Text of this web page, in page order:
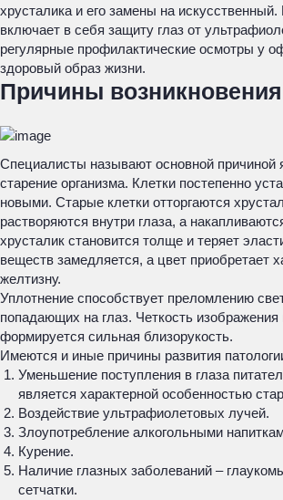
хрусталика и его замены на
включает в себя защиту глаз от
регулярные профилактические осмотры у
здоровый образ жизни.
Причины возникновения
Специалисты называют основной причиной
старение организма. Клетки постепенно
новыми. Старые клетки отторгаются
растворяются внутри глаза, а
хрусталик становится толще и теряет
веществ замедляется, а цвет приобретает
желтизну.
Уплотнение способствует преломлению
попадающих на глаз. Четкость изображения
формируется сильная близорукость.
Имеются и иные причины развития
Уменьшение поступления в глаза
является характерной особенностью
Воздействие ультрафиолетовых лучей.
Злоупотребление алкогольными
Курение.
Наличие глазных заболеваний –
сетчатки.